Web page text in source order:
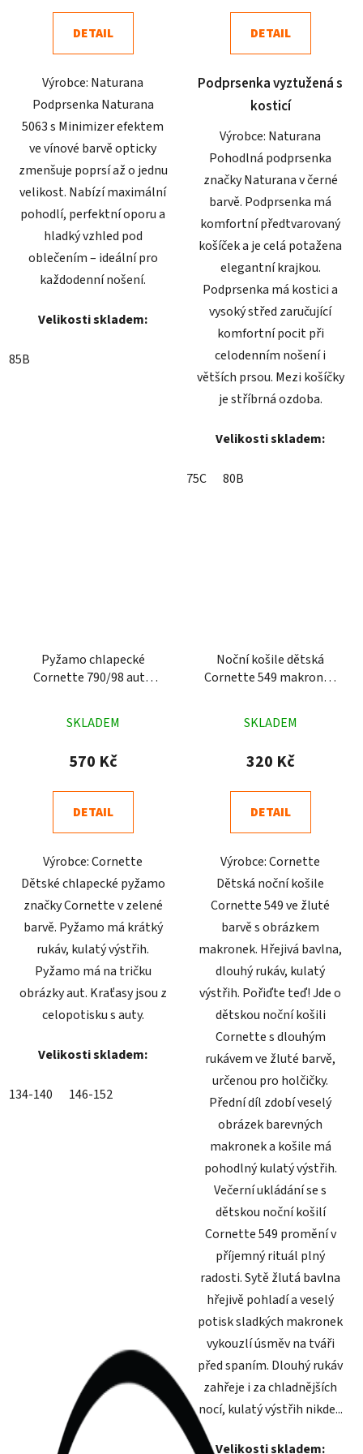
5,0
z
hvězdiček.
DETAIL
Výrobce: Naturana
Podprsenka Naturana
5063 s Minimizer efektem
ve vínové barvě opticky
zmenšuje poprsí až o jednu
velikost. Nabízí maximální
pohodlí, perfektní oporu a
hladký vzhled pod
oblečením – ideální pro
každodenní nošení.
Velikosti skladem:
85B
5,0
z
hvězdiček.
DETAIL
Podprsenka vyztužená s
kosticí
Výrobce: Naturana
Pohodlná podprsenka
značky Naturana v černé
barvě. Podprsenka má
komfortní předtvarovaný
košíček a je celá potažena
elegantní krajkou.
Podprsenka má kostici a
vysoký střed zaručující
komfortní pocit při
celodenním nošení i
větších prsou. Mezi košíčky
je stříbrná ozdoba.
Velikosti skladem:
75C 80B
Pyžamo chlapecké
Cornette 790/98 auto
hodnocení
produktu
4,6
z
hvězdiček.
SKLADEM
570 Kč
DETAIL
Výrobce: Cornette
Dětské chlapecké pyžamo
značky Cornette v zelené
barvě. Pyžamo má krátký
rukáv, kulatý výstřih.
Pyžamo má na tričku
obrázky aut. Kraťasy jsou z
celopotisku s auty.
Velikosti skladem:
134-140 146-152
Noční košile dětská
Cornette 549 makronka
hodnocení
produktu
5,0
z
hvězdiček.
SKLADEM
320 Kč
DETAIL
Výrobce: Cornette
Dětská noční košile
Cornette 549 ve žluté
barvě s obrázkem
makronek. Hřejivá bavlna,
dlouhý rukáv, kulatý
výstřih. Pořiďte teď! Jde o
dětskou noční košili
Cornette s dlouhým
rukávem ve žluté barvě,
určenou pro holčičky.
Přední díl zdobí veselý
obrázek barevných
makronek a košile má
pohodlný kulatý výstřih.
Večerní ukládání se s
dětskou noční košilí
Cornette 549 promění v
příjemný rituál plný
radosti. Sytě žlutá bavlna
hřejivě pohladí a veselý
potisk sladkých makronek
vykouzlí úsměv na tváři
před spaním. Dlouhý rukáv
zahřeje i za chladnějších
nocí, kulatý výstřih nikde...
Velikosti skladem: